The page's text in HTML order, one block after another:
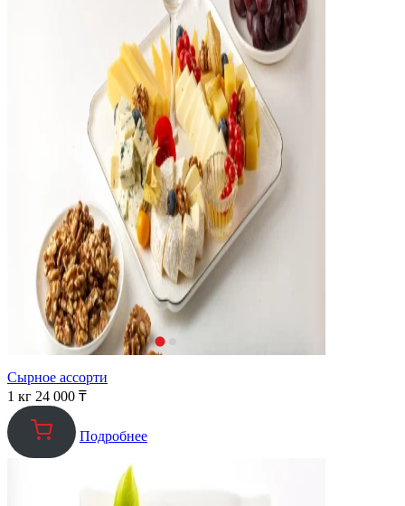
Сырное ассорти
1 кг 24 000 ₸
Подробнее